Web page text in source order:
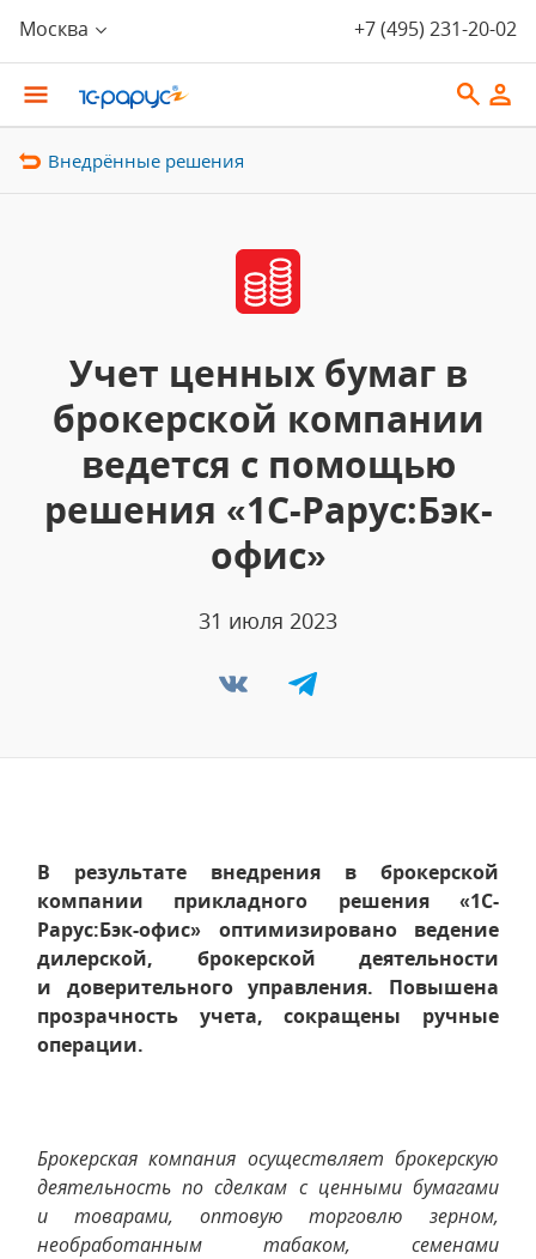
Москва +7 (495) 231-20-02
Внедрённые решения
Учет ценных бумаг в
брокерской компании
ведется с помощью
решения «1С-Рарус:Бэк-
офис»
31 июля 2023
В результате внедрения в брокерской
компании прикладного решения «1С-
Рарус:Бэк-офис» оптимизировано ведение
дилерской, брокерской деятельности
и доверительного управления. Повышена
прозрачность учета, сокращены ручные
операции.
Брокерская компания осуществляет брокерскую
деятельность по сделкам с ценными бумагами
и товарами, оптовую торговлю зерном,
необработанным табаком, семенами